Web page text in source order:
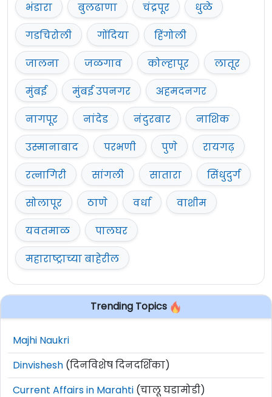
भंडारा
बुलढाणा चंद्रपूर
धुळे
गडचिरोली
गोंदिया
हिंगोली
जालना
जळगाव कोल्हापूर
लातूर
मुंबई
मुंबई उपनगर
अहमदनगर
नागपूर
नांदेड नंदुरबार
नाशिक
उस्मानाबाद
परभणी पुणे
रायगढ़
रत्नागिरी
सांगली सातारा
सिंधुदुर्ग
सोलापूर
ठाणे वर्धा
वाशीम
यवतमाळ
पालघर
महाराष्ट्राच्या बाहेरील
Trending Topics
Majhi Naukri
Dinvishesh (दिनविशेष दिनदर्शिका)
Current Affairs in Marahti (चालू घडामोडी)